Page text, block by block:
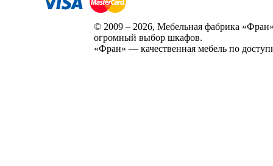
© 2009 – 2026, Мебельная фабрика
огромный выбор шкафов.
«Фран» — качественная мебель по